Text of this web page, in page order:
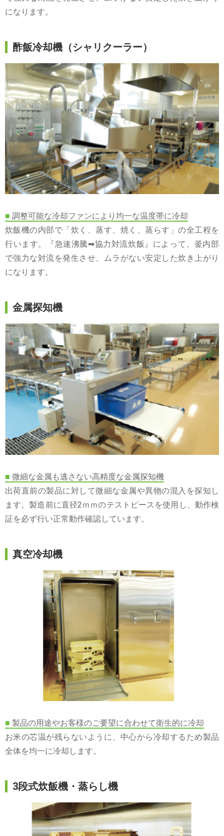
になります。
酢飯冷却機（シャリクーラー）
■ 調整可能な冷却ファンにより均一な温度帯に冷却
炊飯機の内部で「炊く、蒸す、焼く、蒸らす」の全工程を
行います。『急速沸騰➡協力対流炊飯』によって、釜内部
で強力な対流を発生させ、ムラがない安定した炊き上がり
になります。
金属探知機
■ 微細な金属も逃さない高精度な金属探知機
出荷直前の製品に対して微細な金属や異物の混入を探知し
ます。製造前に直径2ｍｍのテストピースを使用し、動作検
証を必ず行い正常動作確認しています。
真空冷却機
■ 製品の用途やお客様のご要望に合わせて衛生的に冷却
お米の芯温が残らないように、中心から冷却するため製品
全体を均一に冷却します。
3段式炊飯機・蒸らし機